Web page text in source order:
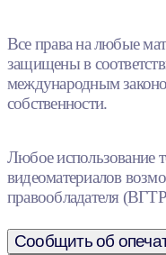
Все права на любые
защищены в
международным
собственности.
Любое использование
видеоматериалов
правообладателя
Сообщить об